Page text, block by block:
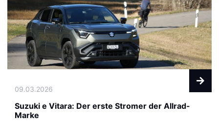
09.03.2026
Suzuki e Vitara: Der erste Stromer der Allrad-
Marke